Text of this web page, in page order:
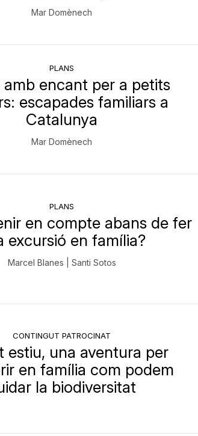
Mar Domènech
PLANS
amb encant per a petits
escapades familiars a
Catalunya
Mar Domènech
PLANS
en compte abans de fer
excursió en família?
Marcel Blanes | Santi Sotos
CONTINGUT PATROCINAT
estiu, una aventura per
en família com podem
la biodiversitat